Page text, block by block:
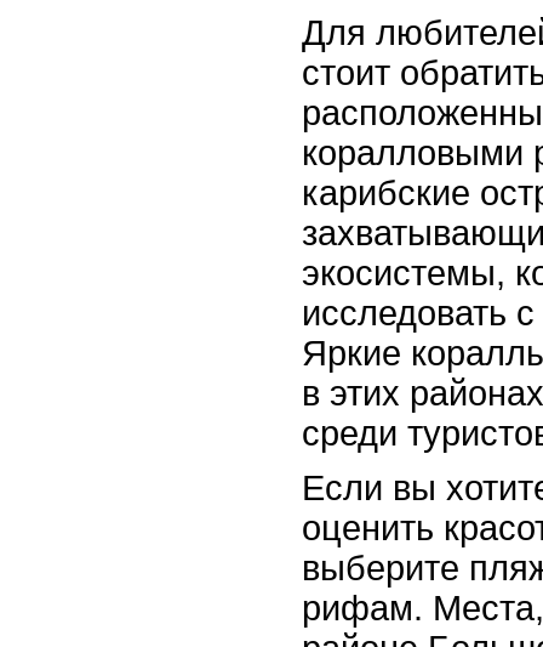
Для
стоит
коралловыми
карибские
экосистемы,
исследовать
Яркие
в этих
среди
Если вы
оценить
выберите
рифам.